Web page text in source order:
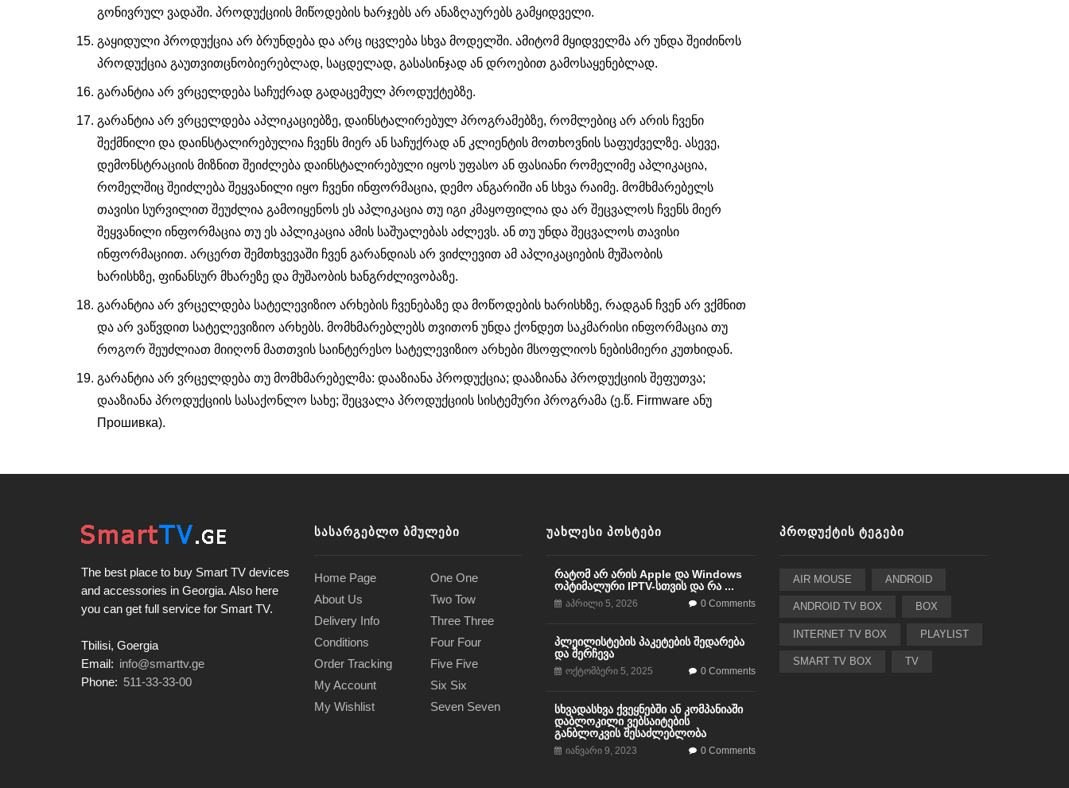
გონივრულ ვადაში. პროდუქციის მიწოდების ხარჯებს არ ანაზღაურებს გამყიდველი.
გაყიდული პროდუქცია არ ბრუნდება და არც იცვლება სხვა მოდელში. ამიტომ მყიდველმა არ უნდა შეიძინოს
პროდუქცია გაუთვითცნობიერებლად, საცდელად, გასასინჯად ან დროებით გამოსაყენებლად.
გარანტია არ ვრცელდება საჩუქრად გადაცემულ პროდუქტებზე.
გარანტია არ ვრცელდება აპლიკაციებზე, დაინსტალირებულ პროგრამებზე, რომლებიც არ არის ჩვენი
შექმნილი და დაინსტალირებულია ჩვენს მიერ ან საჩუქრად ან კლიენტის მოთხოვნის საფუძველზე. ასევე,
დემონსტრაციის მიზნით შეიძლება დაინსტალირებული იყოს უფასო ან ფასიანი რომელიმე აპლიკაცია,
რომელშიც შეიძლება შეყვანილი იყო ჩვენი ინფორმაცია, დემო ანგარიში ან სხვა რაიმე. მომხმარებელს
თავისი სურვილით შეუძლია გამოიყენოს ეს აპლიკაცია თუ იგი კმაყოფილია და არ შეცვალოს ჩვენს მიერ
შეყვანილი ინფორმაცია თუ ეს აპლიკაცია ამის საშუალებას აძლევს. ან თუ უნდა შეცვალოს თავისი
ინფორმაციით. არცერთ შემთხვევაში ჩვენ გარანდიას არ ვიძლევით ამ აპლიკაციების მუშაობის
ხარისხზე, ფინანსურ მხარეზე და მუშაობის ხანგრძლივობაზე.
გარანტია არ ვრცელდება სატელევიზიო არხების ჩვენებაზე და მოწოდების ხარისხზე, რადგან ჩვენ არ ვქმნით
და არ ვაწვდით სატელევიზიო არხებს. მომხმარებლებს თვითონ უნდა ქონდეთ საკმარისი ინფორმაცია თუ
როგორ შეუძლიათ მიიღონ მათთვის საინტერესო სატელევიზიო არხები მსოფლიოს ნებისმიერი კუთხიდან.
გარანტია არ ვრცელდება თუ მომხმარებელმა: დააზიანა პროდუქცია; დააზიანა პროდუქციის შეფუთვა;
დააზიანა პროდუქციის სასაქონლო სახე; შეცვალა პროდუქციის სისტემური პროგრამა (ე.წ. Firmware ანუ
Прошивка).
The best place to buy Smart TV devices
and accessories in Georgia. Also here
you can get full service for Smart TV.
Tbilisi, Goergia
Email: info@smarttv.ge
Phone: 511-33-33-00
ᲡᲐᲡᲐᲠᲒᲔᲑᲚᲝ ᲑᲛᲣᲚᲔᲑᲘ
Home Page
About Us
Delivery Info
Conditions
Order Tracking
My Account
My Wishlist
One One
Two Tow
Three Three
Four Four
Five Five
Six Six
Seven Seven
ᲣᲐᲮᲚᲔᲡᲘ ᲞᲝᲡᲢᲔᲑᲘ
რატომ არ არის Apple და Windows
ოპტიმალური IPTV-სთვის და რა ...
აპრილი 5, 2026 0 Comments
პლეილისტების პაკეტების შედარება
და შერჩევა
ოქტომბერი 5, 2025 0 Comments
სხვადასხვა ქვეყნებში ან კომპანიაში
დაბლოკილი ვებსაიტების
განბლოკვის შესაძლებლობა
იანვარი 9, 2023 0 Comments
ᲞᲠᲝᲓᲣᲥᲢᲘᲡ ᲢᲔᲒᲔᲑᲘ
AIR MOUSE ANDROID
ANDROID TV BOX BOX
INTERNET TV BOX PLAYLIST
SMART TV BOX TV